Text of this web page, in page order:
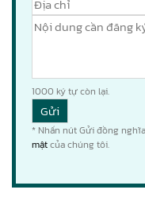
1000 ký tự còn lại.
* Nhấn nút Gửi đồng
mậtcủa chúng tôi.